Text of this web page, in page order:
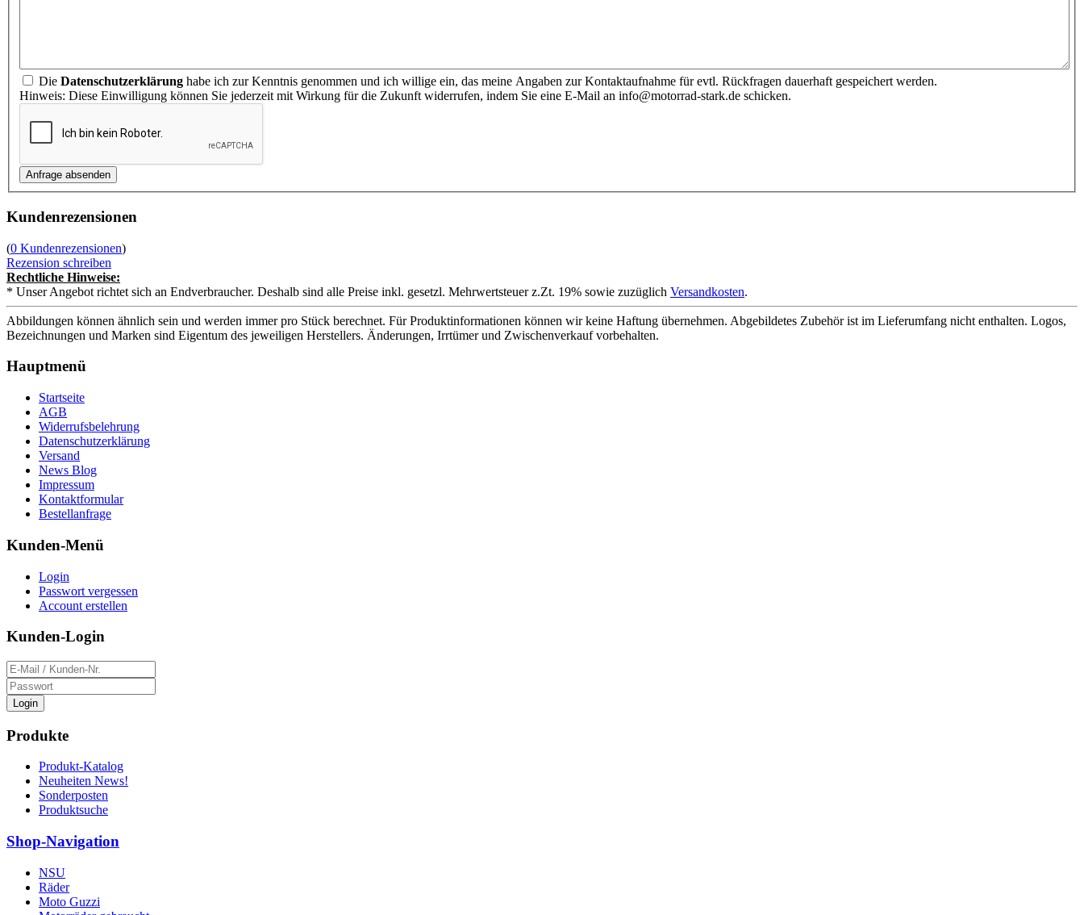
Die Datenschutzerklärung habe ich zur Kenntnis genommen und ich willige ein, das meine Angaben zur Kontaktaufnahme für evtl. Rückfragen dauerhaft gespeichert werden.
Hinweis: Diese Einwilligung können Sie jederzeit mit Wirkung für die Zukunft widerrufen, indem Sie eine E-Mail an info@motorrad-stark.de schicken.
Kundenrezensionen
(0 Kundenrezensionen)
Rezension schreiben
Rechtliche Hinweise:
* Unser Angebot richtet sich an Endverbraucher. Deshalb sind alle Preise inkl. gesetzl. Mehrwertsteuer z.Zt. 19% sowie zuzüglich Versandkosten.
Abbildungen können ähnlich sein und werden immer pro Stück berechnet. Für Produktinformationen können wir keine Haftung übernehmen. Abgebildetes Zubehör ist im Lieferumfang nicht enthalten. Logos,
Bezeichnungen und Marken sind Eigentum des jeweiligen Herstellers. Änderungen, Irrtümer und Zwischenverkauf vorbehalten.
Hauptmenü
Startseite
AGB
Widerrufsbelehrung
Datenschutzerklärung
Versand
News Blog
Impressum
Kontaktformular
Bestellanfrage
Kunden-Menü
Login
Passwort vergessen
Account erstellen
Kunden-Login
Login
Produkte
Produkt-Katalog
Neuheiten News!
Sonderposten
Produktsuche
Shop-Navigation
NSU
Räder
Moto Guzzi